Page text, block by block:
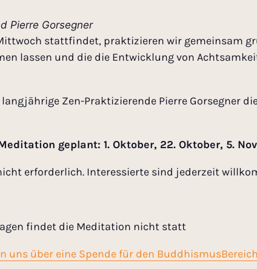
Pierre Gorsegner
stattfindet, praktizieren wir gemeinsam
lassen und die die Entwicklung von
Zen-Praktizierende Pierre Gorsegner
geplant: 1. Oktober, 22. Oktober, 5.
erforderlich. Interessierte sind jederzeit
findet die Meditation nicht statt
uns über eine Spende für den